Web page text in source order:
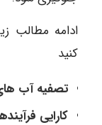
ادامه مطالب
کنید
تصفیه آب
کارایی